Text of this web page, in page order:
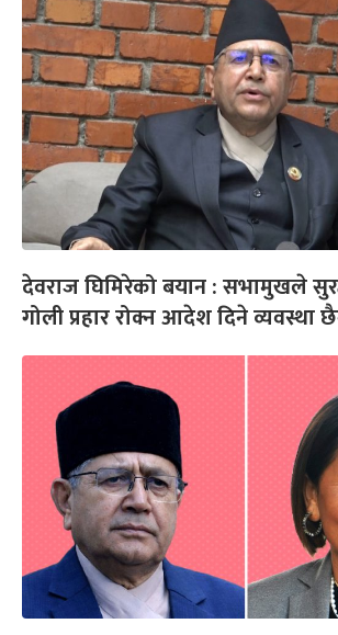
देवराज घिमिरेको बयान : सभामुखले
गोली प्रहार रोक्न आदेश दिने व्यवस्था